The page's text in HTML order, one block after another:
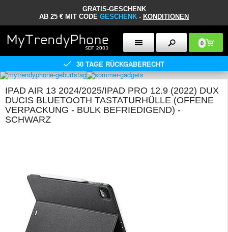
GRATIS-GESCHENK
AB 25 € MIT CODE GESCHENK - KONDITIONEN
0
30 TAGE RÜCKGABERECHT
IPAD AIR 13 2024/2025/IPAD PRO 12.9 (2022) DUX
DUCIS BLUETOOTH TASTATURHÜLLE (OFFENE
VERPACKUNG - BULK BEFRIEDIGEND) -
SCHWARZ